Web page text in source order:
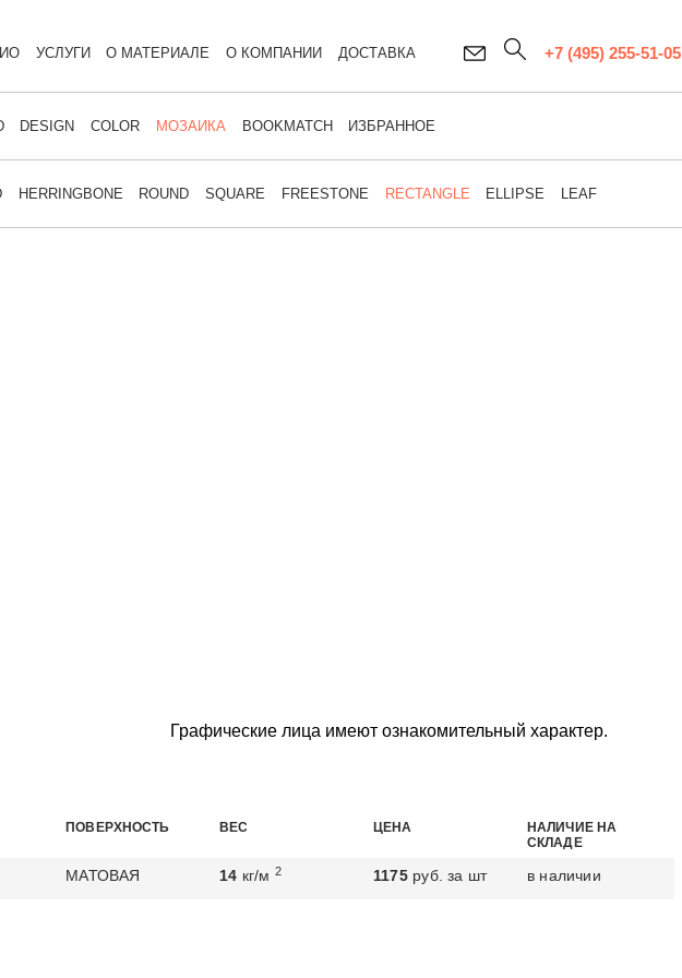
DESIGN COLOR МОЗАИКА
HERRINGBONE ROUND SQUARE FREESTONE RECTANGLE ELLIPSE LEAF
BOOKMATCH ИЗБРАННОЕ
УСЛУГИ О МАТЕРИАЛЕ О КОМПАНИИ ДОСТАВКА +7 (495) 255-51-05
Графические лица имеют ознакомительный характер.
ПОВЕРХНОСТЬ
МАТОВАЯ
ВЕС
14 кг/м 2
ЦЕНА
1175руб. за шт
НАЛИЧИЕ НА
СКЛАДЕ
в наличии